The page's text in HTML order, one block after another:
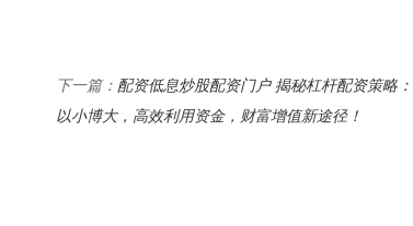
下一篇： 配资低息炒股配资门户 揭秘杠杆配资策略：
以小博大，高效利用资金，财富增值新途径！